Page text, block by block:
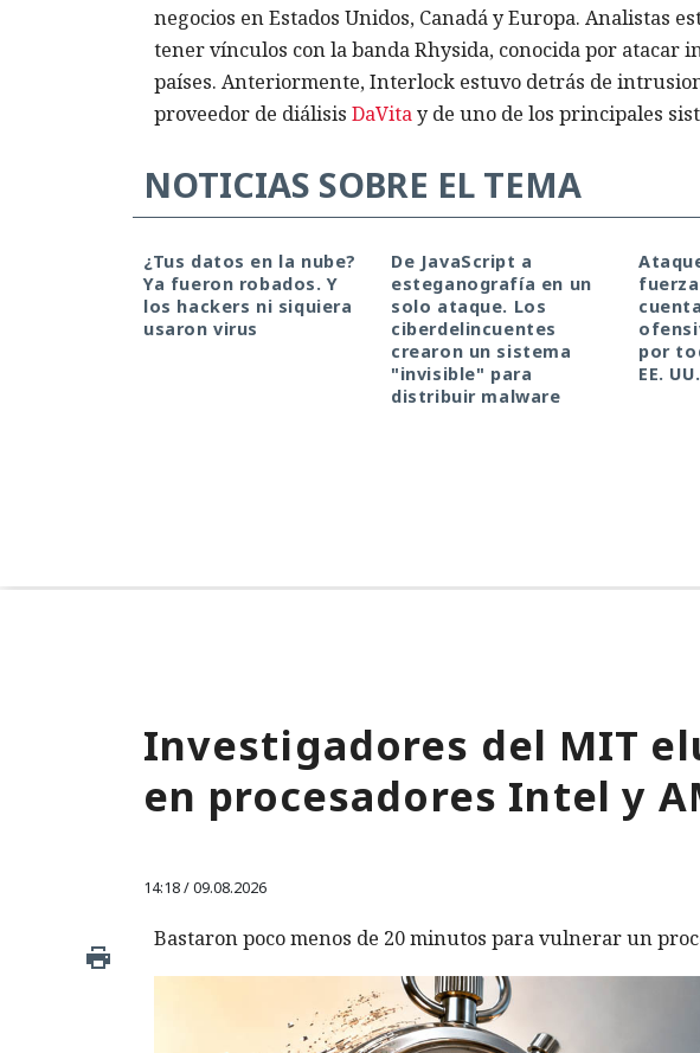
negocios en Estados Unidos, Canadá y Europa. Analistas
tener vínculos con la banda Rhysida, conocida por
países. Anteriormente, Interlock estuvo detrás de
proveedor de diálisis DaVitay de uno de los principales
NOTICIAS SOBRE EL TEMA
¿Tus datos en la nube?
Ya fueron robados. Y
los hackers ni siquiera
usaron virus
De JavaScript a
esteganografía en un
solo ataque. Los
ciberdelincuentes
crearon un sistema
"invisible" para
distribuir malware
por
EE.
Investigadores del MIT
en procesadores Intel y
14:18 / 09.08.2026
Bastaron poco menos de 20 minutos para vulnerar un